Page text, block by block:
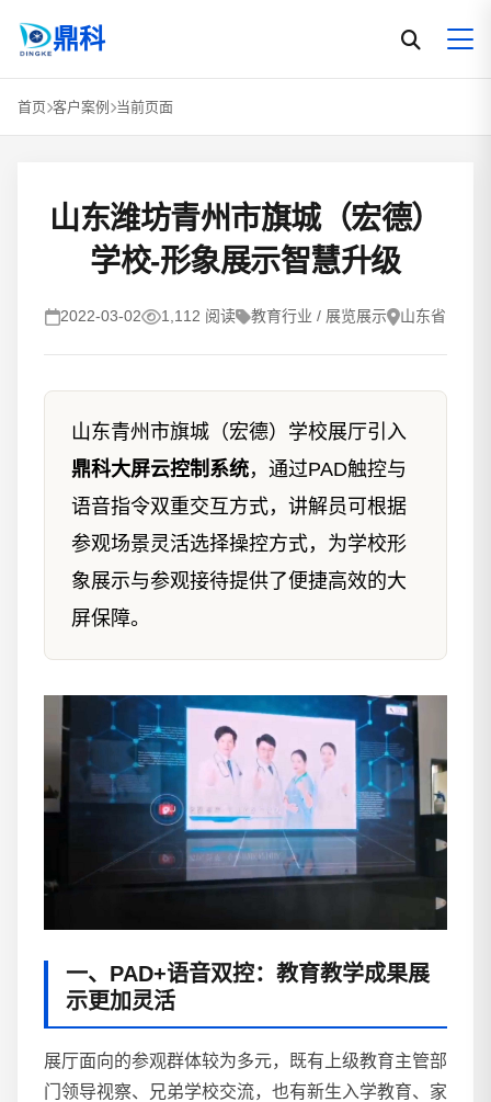
鼎科
首页 客户案例 当前页面
山东潍坊青州市旗城（宏德）
学校-形象展示智慧升级
2022-03-02 1,112 阅读 教育行业 / 展览展示 山东省
山东青州市旗城（宏德）学校展厅引入
鼎科大屏云控制系统，通过PAD触控与
语音指令双重交互方式，讲解员可根据
参观场景灵活选择操控方式，为学校形
象展示与参观接待提供了便捷高效的大
屏保障。
一、PAD+语音双控：教育教学成果展
示更加灵活
展厅面向的参观群体较为多元，既有上级教育主管部
门领导视察、兄弟学校交流，也有新生入学教育、家